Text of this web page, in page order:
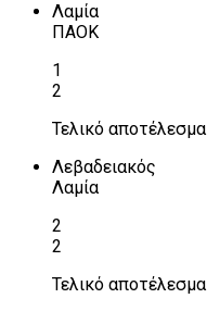
Λαμία
ΠΑΟΚ
1
2
Τελικό αποτέλεσμα
Λεβαδειακός
Λαμία
2
2
Τελικό αποτέλεσμα